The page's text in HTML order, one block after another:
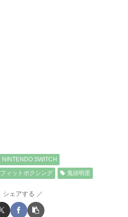
NINTENDO SWITCH
フィットボクシング 鬼頭明里
シェアする